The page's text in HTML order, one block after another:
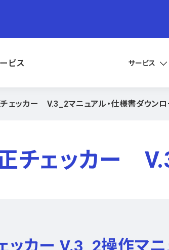
ビス サービス
ェッカー V.3_2マニュアル・仕様書ダウンロ
チェッカー
ッカー V.3_2操作マニ